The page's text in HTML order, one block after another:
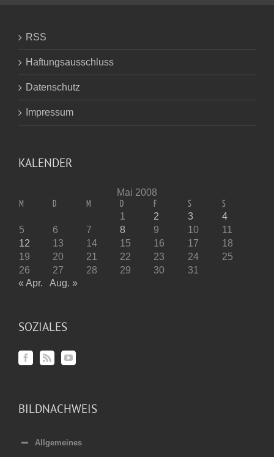
RSS
Haftungsausschluss
Datenschutz
Impressum
KALENDER
Mai 2008
M D M D F S S
1 2 3
4
5
6 7 8 9 10
11
12
13 14 15 16 17
18
19
20 21 22 23 24
25
26
27 28 29 30
31
« Apr.
Aug. »
SOZIALES
BILDNACHWEIS
Allgemeines